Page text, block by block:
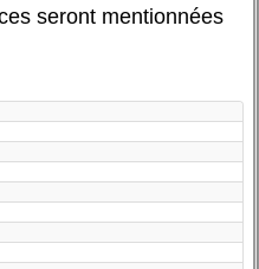
seront mentionnées